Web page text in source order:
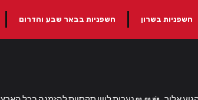
חשפניות בבאר שבע והדרום חשפניות בשרון